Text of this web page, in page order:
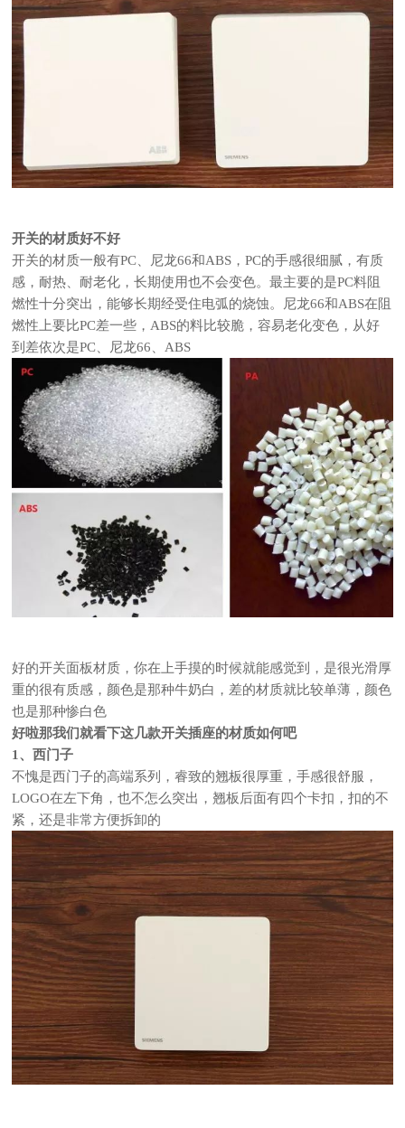
开关的材质好不好
开关的材质一般有PC、尼龙66和ABS，PC的手感很细腻，有质
感，耐热、耐老化，长期使用也不会变色。最主要的是PC料阻
燃性十分突出，能够长期经受住电弧的烧蚀。尼龙66和ABS在阻
燃性上要比PC差一些，ABS的料比较脆，容易老化变色，从好
到差依次是PC、尼龙66、ABS
好的开关面板材质，你在上手摸的时候就能感觉到，是很光滑厚
重的很有质感，颜色是那种牛奶白，差的材质就比较单薄，颜色
也是那种惨白色
好啦那我们就看下这几款开关插座的材质如何吧
1、西门子
不愧是西门子的高端系列，睿致的翘板很厚重，手感很舒服，
LOGO在左下角，也不怎么突出，翘板后面有四个卡扣，扣的不
紧，还是非常方便拆卸的